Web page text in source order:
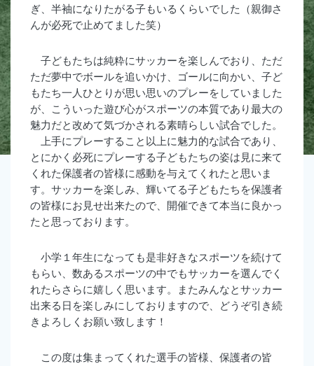
ぎ、半袖になりたがる子もいるくらいでした（親御さ
んが必死で止めてました笑）
子どもたちは純粋にサッカーを楽しんでおり、ただ
ただ夢中でボールを追いかけ、ゴールに向かい、子ど
もたち一人ひとりが思い思いのプレーをしていました
が、こういった遊び心がスポーツの本質であり最大の
魅力だと改めて気づかされる素晴らしい試合でした。
上手にプレーすること以上に魅力的な試合であり、
とにかく必死にプレーする子どもたちの姿は見に来て
くれた保護者の皆様に感動を与えてくれたと思いま
す。サッカーを楽しみ、輝いてる子どもたちを保護者
の皆様にお見せ出来たので、開催できて本当に良かっ
たと思っております。
小学１年生になっても是非好きなスポーツを続けて
もらい、数あるスポーツの中でもサッカーを選んでく
れたらさらに嬉しく思います。またみんなとサッカー
出来る日を楽しみにしておりますので、どうぞ引き続
きよろしくお願い致します！
この度は集まってくれた選手の皆様、保護者の皆